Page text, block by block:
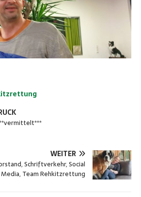
WEITER
Schriftverkehr, Social
Media, Team Rehkitzrettung